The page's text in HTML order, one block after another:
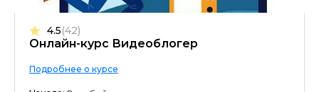
Онлайн-курс Видеоблогер
4.5(42)
Подробнее о курсе